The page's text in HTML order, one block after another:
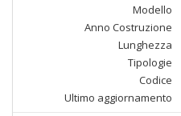
Modello
Anno Costruzione
Lunghezza
Tipologie
Codice
Ultimo aggiornamento